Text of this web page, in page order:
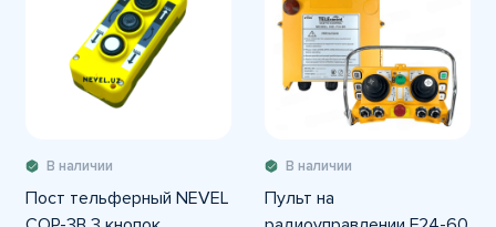
В наличии
Пост тельферный NEVEL
В наличии
Пульт на